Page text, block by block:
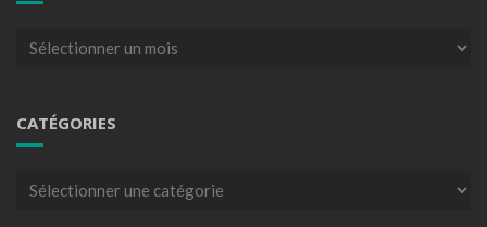
Archives
CATÉGORIES
Catégories